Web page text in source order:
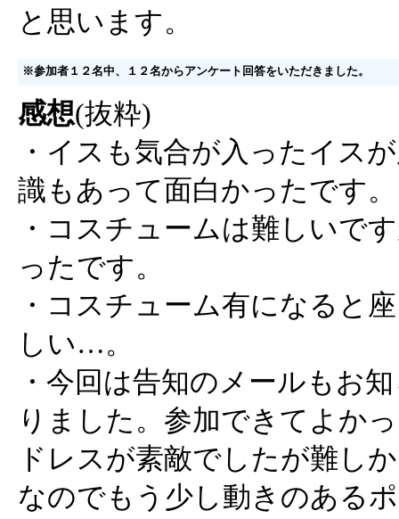
と思います。
※参加者１２名中、１２名からアンケート回答をいただきました。
感想(抜粋)
・イスも気合が入ったイス
識もあって面白かったです。
・コスチュームは難しいで
ったです。
・コスチューム有になると
しい…。
・今回は告知のメールもお
りました。参加できてよか
ドレスが素敵でしたが難し
なのでもう少し動きのある